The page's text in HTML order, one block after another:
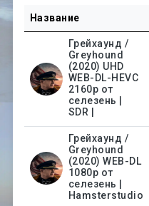
Название
Грейхаунд /
Greyhound
(2020) UHD
WEB-DL-HEVC
2160p от
селезень |
SDR |
Грейхаунд /
Greyhound
(2020) WEB-DL
1080p от
селезень |
Hamsterstudio